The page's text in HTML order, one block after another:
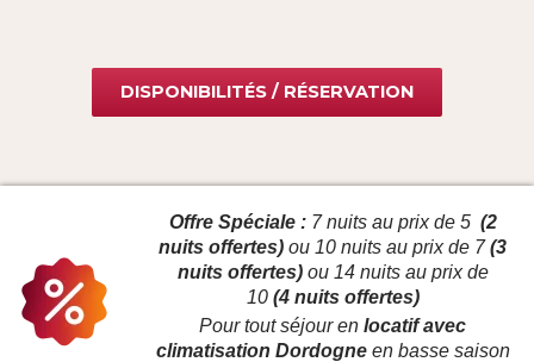
DISPONIBILITÉS / RÉSERVATION
Offre Spéciale : 7 nuits au prix de 5 (2
nuits offertes) ou 10 nuits au prix de 7(3
nuits offertes)ou 14 nuits au prix de
10 (4 nuits offertes)
Pour tout séjour en locatif avec
climatisation Dordogneen basse saison